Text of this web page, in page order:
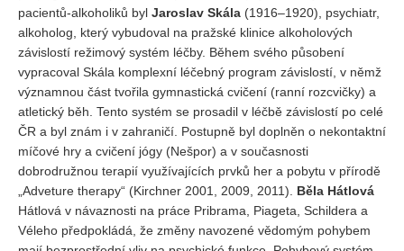
pacientů-alkoholiků byl Jaroslav Skála (1916–1920), psychiatr,
alkoholog, který vybudoval na pražské klinice alkoholových
závislostí režimový systém léčby. Během svého působení
vypracoval Skála komplexní léčebný program závislostí, v němž
významnou část tvořila gymnastická cvičení (ranní rozcvičky) a
atletický běh. Tento systém se prosadil v léčbě závislostí po celé
ČR a byl znám i v zahraničí. Postupně byl doplněn o nekontaktní
míčové hry a cvičení jógy (Nešpor) a v současnosti
dobrodružnou terapií využívajících prvků her a pobytu v přírodě
„Adveture therapy“ (Kirchner 2001, 2009, 2011). Běla Hátlová
Hátlová v návaznosti na práce Pribrama, Piageta, Schildera a
Véleho předpokládá, že změny navozené vědomým pohybem